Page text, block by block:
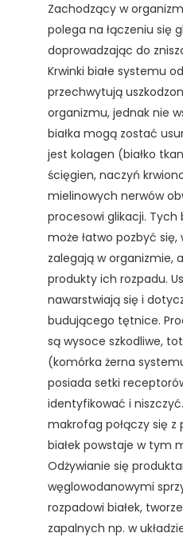
Zachodzący w
polega na łączeniu się
doprowadzając do
Krwinki białe systemu
przechwytują
organizmu, jednak nie
białka mogą zostać
jest kolagen (białko
ścięgien, naczyń
mielinowych nerwów
procesowi glikacji. Tych
może łatwo pozbyć się,
zalegają w organizmie,
produkty ich rozpadu.
nawarstwiają się i
budującego tętnice.
są wysoce szkodliwe,
(komórka żerna
posiada setki
identyfikować i
makrofag połączy się
białek powstaje w tym
Odżywianie się
węglowodanowymi
rozpadowi białek,
zapalnych np. w